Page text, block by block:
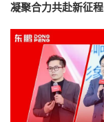
凝聚合力共赴新征程